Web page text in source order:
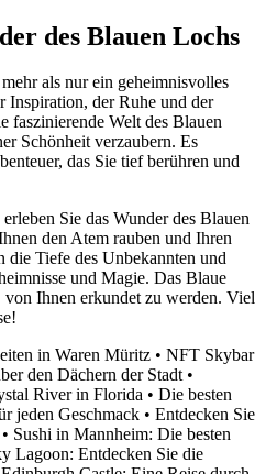
des Blauen Lochs
als nur ein geheimnisvolles
Inspiration, der Ruhe und der
faszinierende Welt des Blauen
Schönheit verzaubern. Es
das Sie tief berühren und
Sie das Wunder des Blauen
den Atem rauben und Ihren
die Tiefe des Unbekannten und
und Magie. Das Blaue
Ihnen erkundet zu werden. Viel
in Waren Müritz • NFT Skybar
den Dächern der Stadt•
River in Florida • Die besten
jeden Geschmack • Entdecken Sie
• Sushi in Mannheim: Die besten
Lagoon: Entdecken Sie die